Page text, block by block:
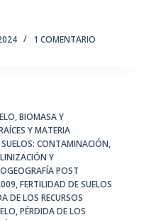
1 COMENTARIO
,BIOMASA Y
Y MATERIA
CONTAMINACIÓN,
Y
POST
,FERTILIDAD DE SUELOS
DE LOS RECURSOS
,PÉRDIDA DE LOS